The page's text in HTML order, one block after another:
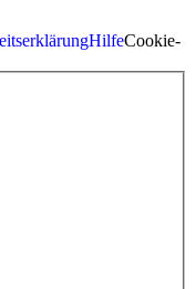
HilfeCookie-